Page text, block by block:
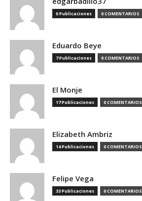
0 Publicaciones 0 COMENTARIOS
Eduardo Beye
7 Publicaciones 0 COMENTARIOS
El Monje
17 Publicaciones 0 COMENTARIOS
Elizabeth Ambriz
14 Publicaciones 0 COMENTARIOS
Felipe Vega
33 Publicaciones 0 COMENTARIOS